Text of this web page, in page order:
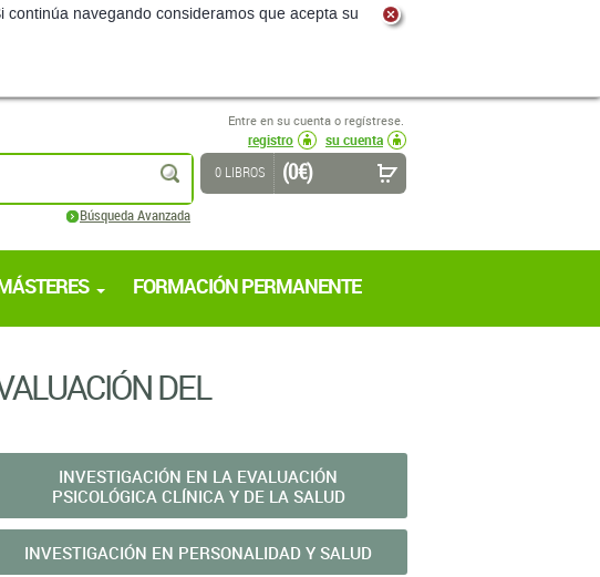
navegando consideramos que acepta su
Entre en su cuenta o regístrese.
registro
su cuenta
buscar
Búsqueda Avanzada
0 LIBROS (0 €)
FORMACIÓN PERMANENTE
DEL
INVESTIGACIÓN EN LA EVALUACIÓN
PSICOLÓGICA CLÍNICA Y DE LA SALUD
INVESTIGACIÓN EN PERSONALIDAD Y SALUD